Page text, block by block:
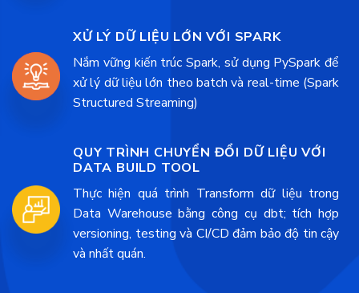
XỬ LÝ DỮ LIỆU LỚN VỚI SPARK
Nắm vững kiến trúc Spark, sử dụng PySpark để
xử lý dữ liệu lớn theo batch và real-time (Spark
Structured Streaming)
QUY TRÌNH CHUYỂN ĐỔI DỮ LIỆU VỚI
DATA BUILD TOOL
Thực hiện quá trình Transform dữ liệu trong
Data Warehouse bằng công cụ dbt; tích hợp
versioning, testing và CI/CD đảm bảo độ tin cậy
và nhất quán.